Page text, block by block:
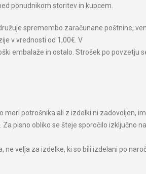
ponudnikom storitev in kupcem.
spremembo zaračunane poštnine,
v vrednosti od 1,00€. V
embalaže in ostalo. Strošek po povzetju
potrošnika ali z izdelki ni zadovoljen,
pisno obliko se šteje sporočilo izključno
ne velja za izdelke, ki so bili izdelani po